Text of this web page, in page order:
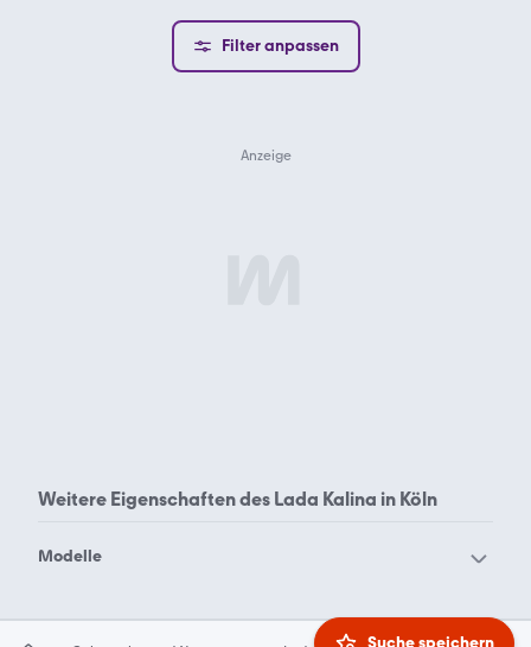
Filter anpassen
Suche speichern
Weitere Eigenschaften des Lada Kalina in Köln
Modelle
Lada 2110